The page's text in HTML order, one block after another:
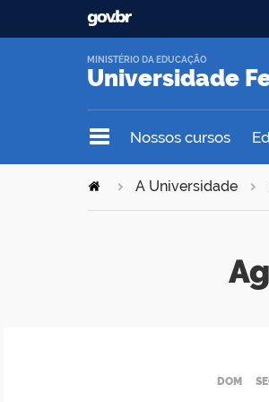
Universidade
MINISTÉRIO DA EDUCAÇÃO
Nossos cursos
A Universidade
DOM